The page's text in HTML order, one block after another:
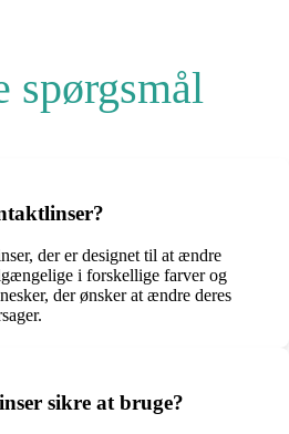
spørgsmål
der er designet til at ændre
i forskellige farver og
der ønsker at ændre deres
sikre at bruge?